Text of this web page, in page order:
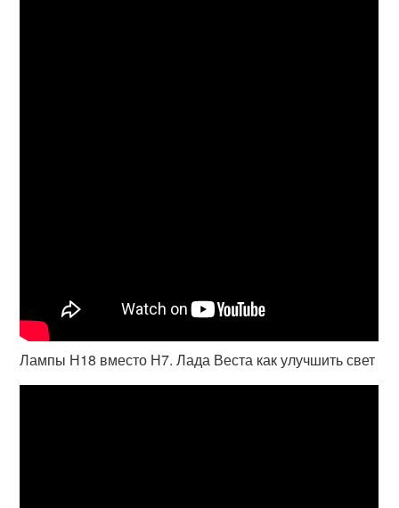
Лампы Н18 вместо Н7. Лада Веста как улучшить свет